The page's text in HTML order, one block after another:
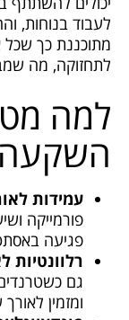
לעבוד בנוחות,
מתוכננת כך שכל
לתחזוקה, מה
למה
עמידות
פורמייקה
פגיעה
רלוונטיות
גם
ומזמין